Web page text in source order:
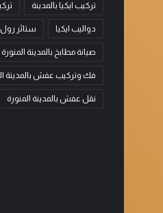
تركيب ايكيا بالمدينة
دواليب ايكيا ستائر رول
صيانة مطابخ بالمدينة المنورة
فك وتركيب عفش بالمدينة
نقل عفش بالمدينة المنورة